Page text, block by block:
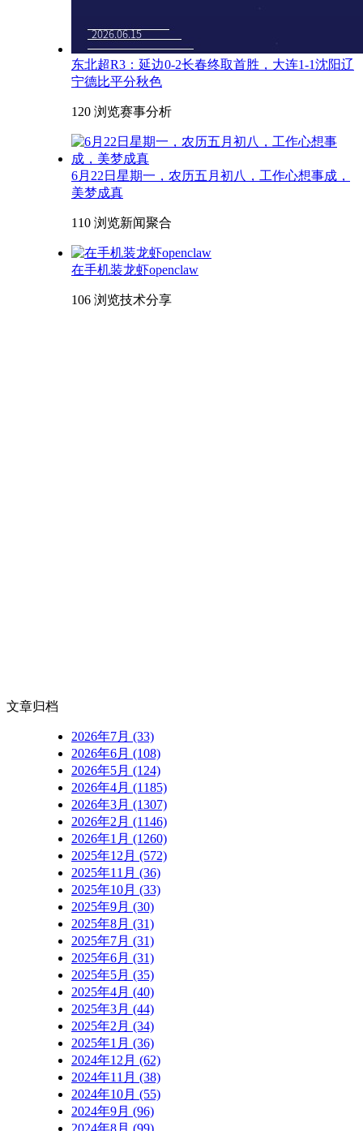
东北超R3：延边0-2长春终取首胜，大连1-1沈阳辽
宁德比平分秋色
120 浏览赛事分析
6月22日星期一，农历五月初八，工作心想事成，
美梦成真
110 浏览新闻聚合
在手机装龙虾openclaw
106 浏览技术分享
文章归档
2026年7月 (33)
2026年6月 (108)
2026年5月 (124)
2026年4月 (1185)
2026年3月 (1307)
2026年2月 (1146)
2026年1月 (1260)
2025年12月 (572)
2025年11月 (36)
2025年10月 (33)
2025年9月 (30)
2025年8月 (31)
2025年7月 (31)
2025年6月 (31)
2025年5月 (35)
2025年4月 (40)
2025年3月 (44)
2025年2月 (34)
2025年1月 (36)
2024年12月 (62)
2024年11月 (38)
2024年10月 (55)
2024年9月 (96)
2024年8月 (99)